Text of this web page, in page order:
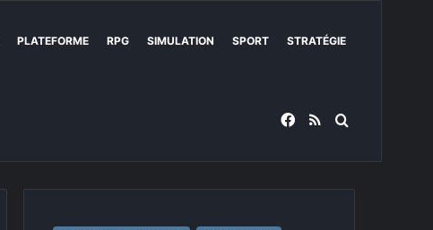
PLATEFORME RPG SIMULATION SPORT STRATÉGIE
Facebook
RSS